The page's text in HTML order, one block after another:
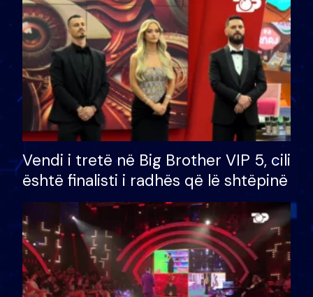
Vendi i tretë në Big Brother VIP 5, cili
është finalisti i radhës që lë shtëpinë